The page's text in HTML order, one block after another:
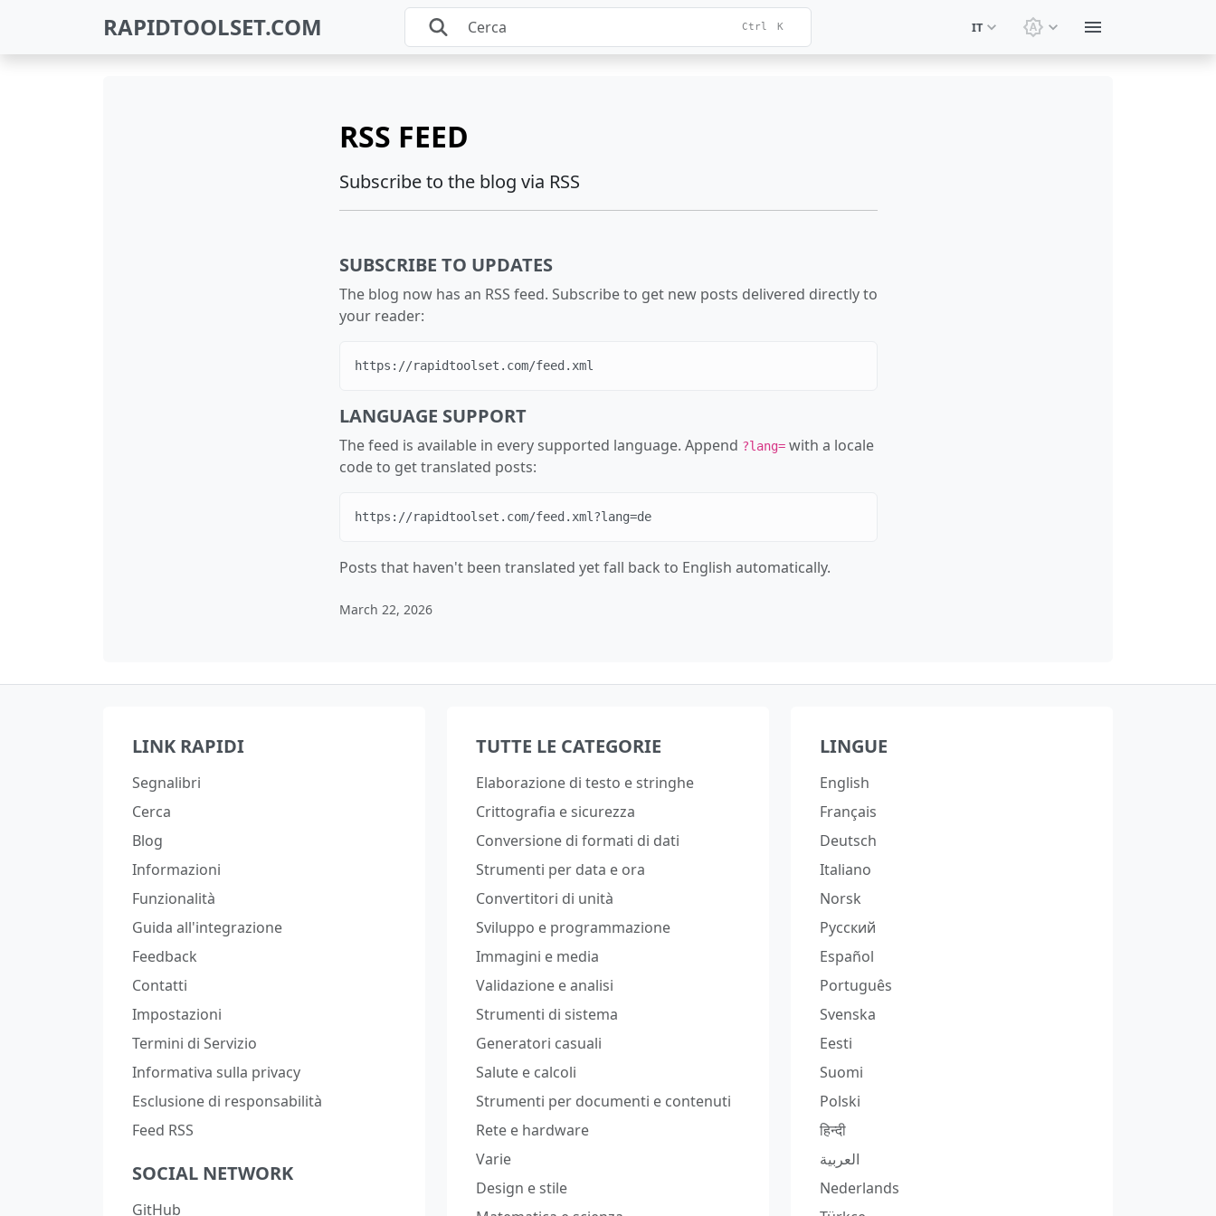
RAPIDTOOLSET.COM Ctrl K IT Cambia tema: Tema di
RSS FEED
Subscribe to the blog via RSS
SUBSCRIBE TO UPDATES
The blog now has an RSS feed. Subscribe to get new posts delivered directly to
your reader:
https://rapidtoolset.com/feed.xml
LANGUAGE SUPPORT
The feed is available in every supported language. Append ?lang=with a locale
code to get translated posts:
https://rapidtoolset.com/feed.xml?lang=de
Posts that haven't been translated yet fall back to English automatically.
March 22, 2026
LINK RAPIDI
Segnalibri
Cerca
Blog
Informazioni
Funzionalità
Guida all'integrazione
Feedback
Contatti
Impostazioni
Termini di Servizio
Informativa sulla privacy
Esclusione di responsabilità
Feed RSS
SOCIAL NETWORK
GitHub
TUTTE LE CATEGORIE
Elaborazione di testo e stringhe
Crittografia e sicurezza
Conversione di formati di dati
Strumenti per data e ora
Convertitori di unità
Sviluppo e programmazione
Immagini e media
Validazione e analisi
Strumenti di sistema
Generatori casuali
Salute e calcoli
Strumenti per documenti e contenuti
Rete e hardware
Varie
Design e stile
LINGUE
English
Français
Deutsch
Italiano
Norsk
Русский
Español
Português
Svenska
Eesti
Suomi
Polski
हिन्दी
العربية
Nederlands